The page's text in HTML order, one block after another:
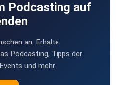
Podcasting auf
an. Erhalte
Podcasting, Tipps der
und mehr.